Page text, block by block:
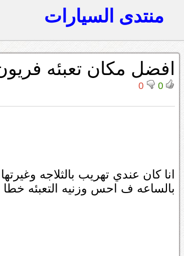
منتدى السيارات
افضل مكان تعبئه
0
0
انا كان عندي تهريب بالثلاجه
بالساعه ف احس وزنيه التعبئه خطا